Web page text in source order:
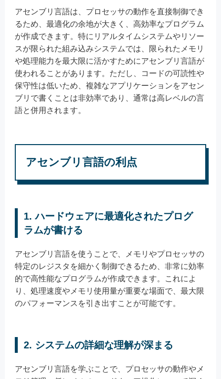
アセンブリ言語は、プロセッサの動作を直接制御でき
るため、最適化の余地が大きく、高効率なプログラム
が作成できます。特にリアルタイムシステムやリソー
スが限られた組み込みシステムでは、限られたメモリ
や処理能力を最大限に活かすためにアセンブリ言語が
使われることがあります。ただし、コードの可読性や
保守性は低いため、複雑なアプリケーションをアセン
ブリで書くことは非効率であり、通常は高レベルの言
語と併用されます。
アセンブリ言語の利点
1.ハードウェアに最適化されたプログ
ラムが書ける
アセンブリ言語を使うことで、メモリやプロセッサの
特定のレジスタを細かく制御できるため、非常に効率
的で高性能なプログラムが作成できます。これによ
り、処理速度やメモリ使用量が重要な場面で、最大限
のパフォーマンスを引き出すことが可能です。
2. システムの詳細な理解が深まる
アセンブリ言語を学ぶことで、プロセッサの動作やメ